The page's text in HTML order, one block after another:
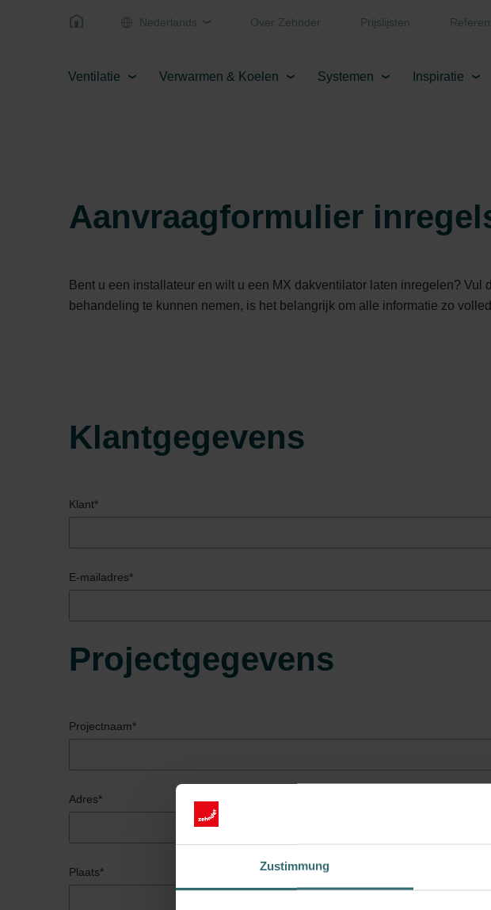
Zustimmung
Nederlands Over Zehnder Prijslijsten
Ventilatie Verwarmen & Koelen Systemen Inspiratie
Aanvraagformulier
Bent u een installateur en wilt u een MX dakventilator laten inregelen?
behandeling te kunnen nemen, is het belangrijk om alle informatie zo
Klantgegevens
Klant*
E-mailadres*
Projectgegevens
Projectnaam*
Adres*
Plaats*